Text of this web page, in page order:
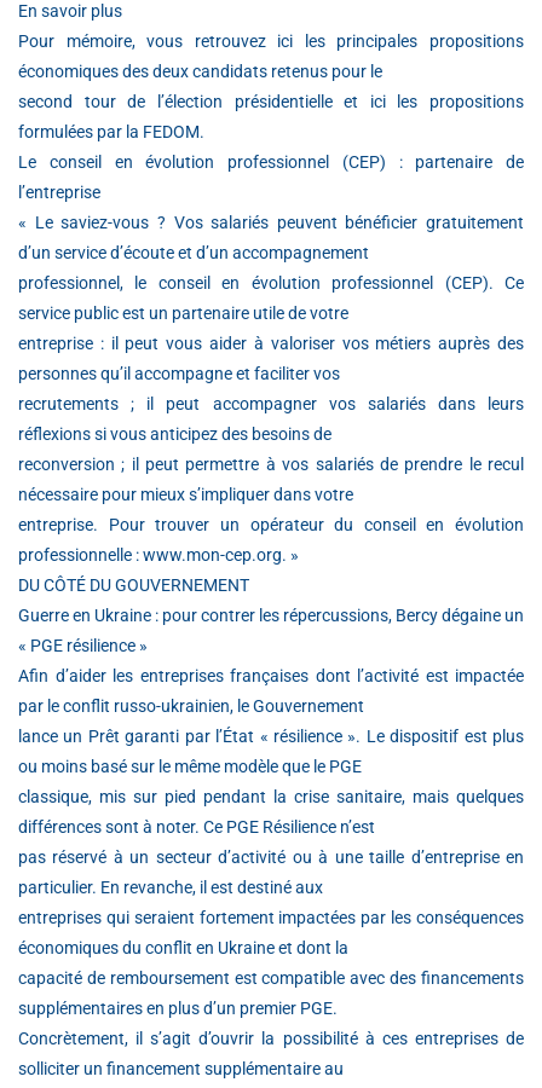
En savoir plus
Pour mémoire, vous retrouvez ici les principales propositions
économiques des deux candidats retenus pour le
second tour de l’élection présidentielle et ici les propositions
formulées par la FEDOM.
Le conseil en évolution professionnel (CEP) : partenaire de
l’entreprise
« Le saviez-vous ? Vos salariés peuvent bénéficier gratuitement
d’un service d’écoute et d’un accompagnement
professionnel, le conseil en évolution professionnel (CEP). Ce
service public est un partenaire utile de votre
entreprise : il peut vous aider à valoriser vos métiers auprès des
personnes qu’il accompagne et faciliter vos
recrutements ; il peut accompagner vos salariés dans leurs
réflexions si vous anticipez des besoins de
reconversion ; il peut permettre à vos salariés de prendre le recul
nécessaire pour mieux s’impliquer dans votre
entreprise. Pour trouver un opérateur du conseil en évolution
professionnelle : www.mon-cep.org. »
DU CÔTÉ DU GOUVERNEMENT
Guerre en Ukraine : pour contrer les répercussions, Bercy dégaine un
« PGE résilience »
Afin d’aider les entreprises françaises dont l’activité est impactée
par le conflit russo-ukrainien, le Gouvernement
lance un Prêt garanti par l’État « résilience ». Le dispositif est plus
ou moins basé sur le même modèle que le PGE
classique, mis sur pied pendant la crise sanitaire, mais quelques
différences sont à noter. Ce PGE Résilience n’est
pas réservé à un secteur d’activité ou à une taille d’entreprise en
particulier. En revanche, il est destiné aux
entreprises qui seraient fortement impactées par les conséquences
économiques du conflit en Ukraine et dont la
capacité de remboursement est compatible avec des financements
supplémentaires en plus d’un premier PGE.
Concrètement, il s’agit d’ouvrir la possibilité à ces entreprises de
solliciter un financement supplémentaire au